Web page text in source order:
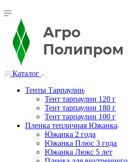
Каталог
Тенты Тарпаулин
Тент тарпаулин 120 г
Тент тарпаулин 180 г
Тент тарпаулин 100 г
Пленка тепличная Южанка
Южанка 2 года
Южанка Плюс 3 года
Южанка Люкс 5 лет